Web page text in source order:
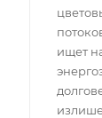
ищет